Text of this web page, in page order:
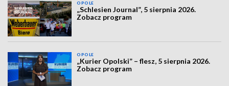
OPOLE
„Schlesien Journal”, 5 sierpnia 2026.
Zobacz program
OPOLE
„Kurier Opolski” – flesz, 5 sierpnia 2026.
Zobacz program